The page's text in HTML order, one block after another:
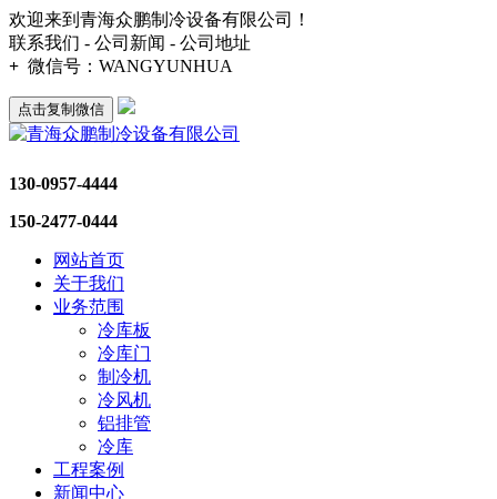
欢迎来到青海众鹏制冷设备有限公司！
联系我们 - 公司新闻 - 公司地址
+ 微信号： WANGYUNHUA
点击复制微信
130-0957-4444
150-2477-0444
网站首页
关于我们
业务范围
冷库板
冷库门
制冷机
冷风机
铝排管
冷库
工程案例
新闻中心